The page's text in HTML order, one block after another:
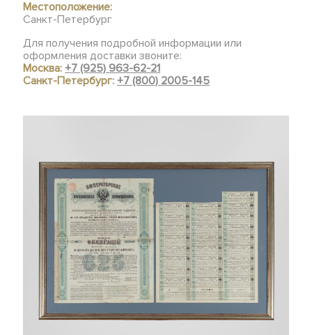
Местоположение:
Санкт-Петербург
Для получения подробной информации или
оформления доставки звоните:
Москва:+7 (925) 963-62-21
Санкт-Петербург:+7 (800) 2005-145